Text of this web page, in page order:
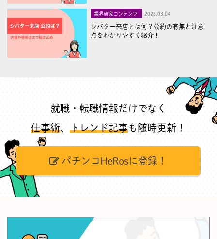
業界研究コンテンツ 2026,03,04
シバター来店とは何？公約の有無と注意
点をわかりやすく紹介！
就職・転職情報だけでなく
仕事術、 トレンド記事も随時更新！
パチンコHeRosに登録！